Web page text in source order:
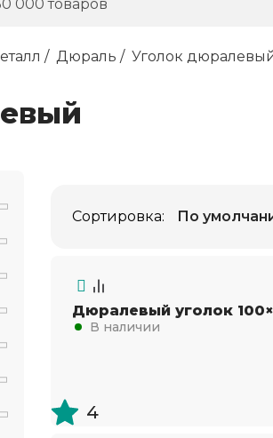
Дюраль Уголок
Сортировка:
Дюралевый уголок
В наличии
4